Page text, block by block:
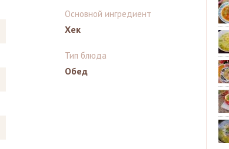
Основной ингредиент
Хек
Тип блюда
Обед